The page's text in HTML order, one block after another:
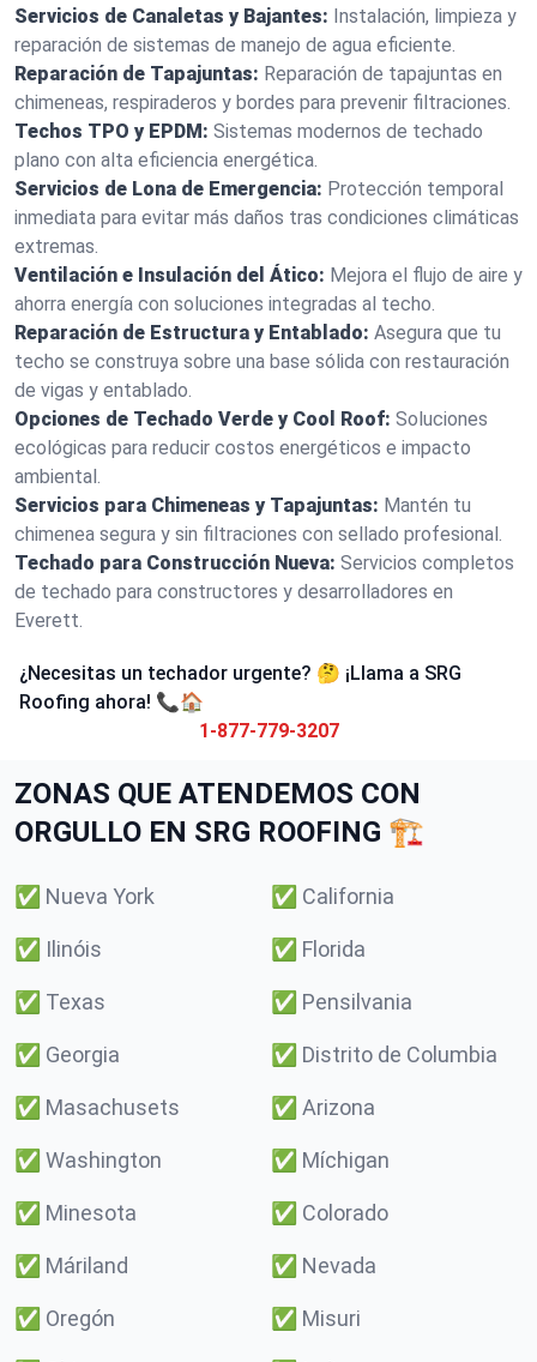
Servicios de Canaletas y Bajantes: Instalación, limpieza y
reparación de sistemas de manejo de agua eficiente.
Reparación de Tapajuntas: Reparación de tapajuntas en
chimeneas, respiraderos y bordes para prevenir filtraciones.
Techos TPO y EPDM: Sistemas modernos de techado
plano con alta eficiencia energética.
Servicios de Lona de Emergencia: Protección temporal
inmediata para evitar más daños tras condiciones climáticas
extremas.
Ventilación e Insulación del Ático: Mejora el flujo de aire y
ahorra energía con soluciones integradas al techo.
Reparación de Estructura y Entablado: Asegura que tu
techo se construya sobre una base sólida con restauración
de vigas y entablado.
Opciones de Techado Verde y Cool Roof: Soluciones
ecológicas para reducir costos energéticos e impacto
ambiental.
Servicios para Chimeneas y Tapajuntas: Mantén tu
chimenea segura y sin filtraciones con sellado profesional.
Techado para Construcción Nueva: Servicios completos
de techado para constructores y desarrolladores en
Everett.
¿Necesitas un techador urgente? 🤔 ¡Llama a SRG
Roofing ahora! 📞🏠
1-877-779-3207
ZONAS QUE ATENDEMOS CON
ORGULLO EN SRG ROOFING 🏗️
✅ Nueva York ✅ California
✅ Ilinóis ✅ Florida
✅ Texas ✅ Pensilvania
✅ Georgia ✅ Distrito de Columbia
✅ Masachusets ✅ Arizona
✅ Washington ✅ Míchigan
✅ Minesota ✅ Colorado
✅ Máriland ✅ Nevada
✅ Oregón ✅ Misuri